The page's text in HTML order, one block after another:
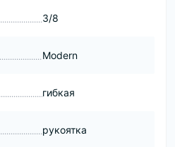
3/8
Modern
гибкая
рукоятка